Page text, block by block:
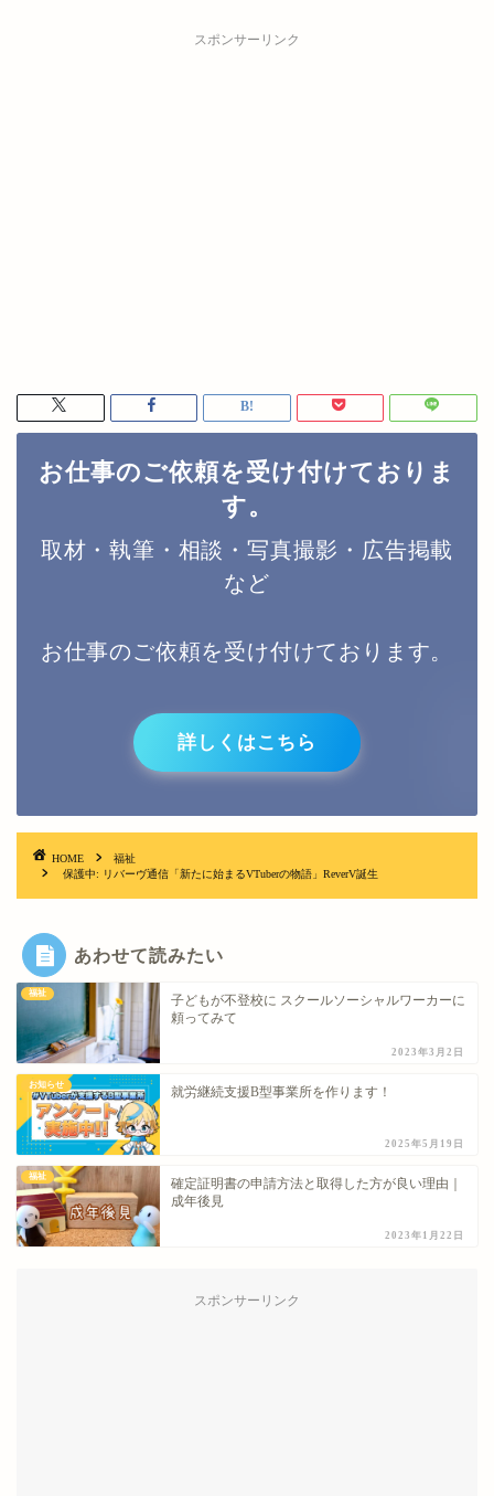
スポンサーリンク
お仕事のご依頼を受け付けておりま
す。
取材・執筆・相談・写真撮影・広告掲載
など
お仕事のご依頼を受け付けております。
詳しくはこちら
HOME
福祉
保護中: リバーヴ通信「新たに始まるVTuberの物語」ReverV誕生
あわせて読みたい
福祉
子どもが不登校に スクールソーシャルワーカーに
頼ってみて
2023年3月2日
お知らせ 就労継続支援B型事業所を作ります！
2025年5月19日
福祉
確定証明書の申請方法と取得した方が良い理由｜
成年後見
2023年1月22日
スポンサーリンク